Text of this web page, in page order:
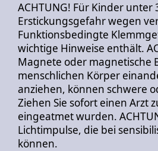
ACHTUNG! Für Kinder
Erstickungsgefahr wegen
Funktionsbedingte
wichtige Hinweise enthält.
Magnete oder magnetische
menschlichen Körper
anziehen, können schwere
Ziehen Sie sofort einen Arzt
eingeatmet wurden.
Lichtimpulse, die bei
können.